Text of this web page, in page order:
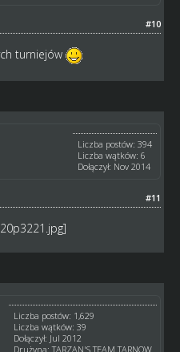
#10
turniejów
Liczba postów: 394
Liczba wątków: 6
Dołączył: Nov 2014
#11
Liczba postów: 1,629
Liczba wątków: 39
Dołączył: Jul 2012
Drużyna: TARZAN'S TEAM TARNOW